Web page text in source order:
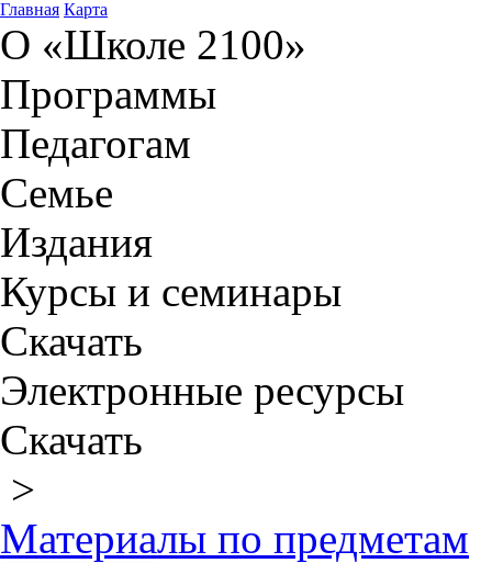
Главная Карта
О «Школе 2100»
Программы
Педагогам
Семье
Издания
Курсы и семинары
Скачать
Электронные ресурсы
Скачать
>
Материалы по предметам